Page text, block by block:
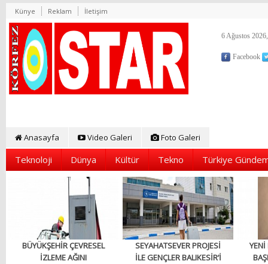
Künye Reklam İletişim
6 Ağustos
Facebook
Anasayfa Video Galeri Foto Galeri
Teknoloji Dünya Kültür Tekno Türkiye
BÜYÜKŞEHİR ÇEVRESEL
İZLEME AĞINI
SEYAHATSEVER PROJESİ
İLE GENÇLER BALIKESİR’İ
YENİ